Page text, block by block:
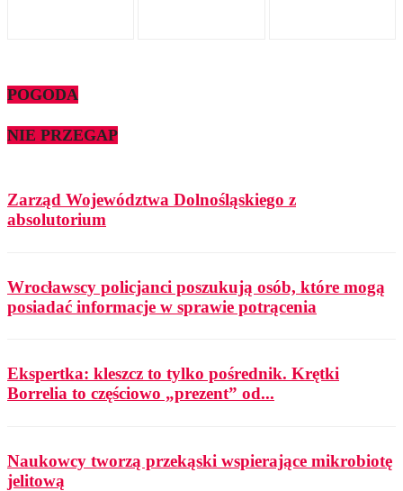
POGODA
NIE PRZEGAP
Zarząd Województwa Dolnośląskiego z
absolutorium
Wrocławscy policjanci poszukują osób, które mogą
posiadać informacje w sprawie potrącenia
Ekspertka: kleszcz to tylko pośrednik. Krętki
Borrelia to częściowo „prezent” od...
Naukowcy tworzą przekąski wspierające mikrobiotę
jelitową